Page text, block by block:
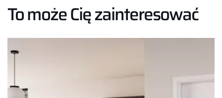
To może Cię zainteresować